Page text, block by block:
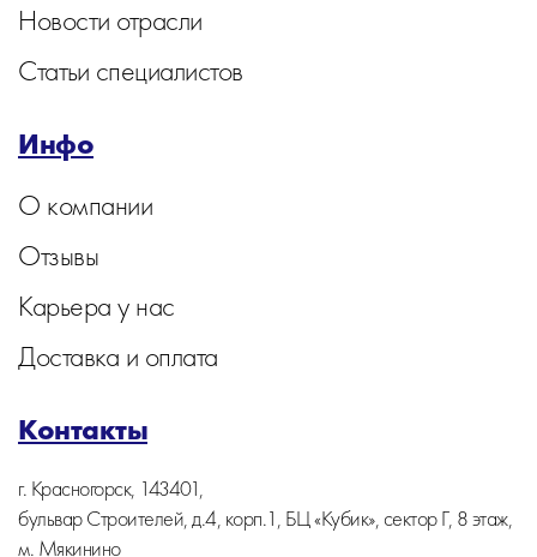
Новости отрасли
Статьи специалистов
Инфо
О компании
Отзывы
Карьера у нас
Доставка и оплата
Контакты
г. Красногорск, 143401,
бульвар Строителей, д.4, корп.1, БЦ «Кубик», сектор Г, 8 этаж,
м. Мякинино